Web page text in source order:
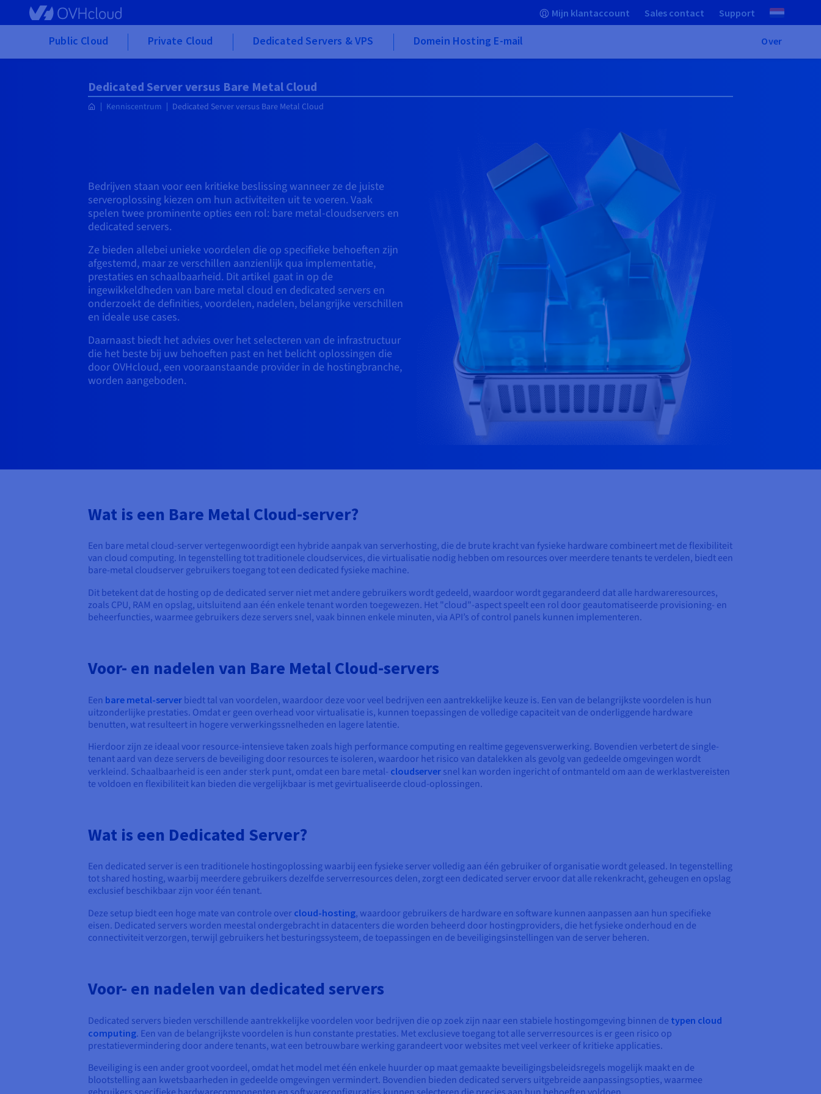
Skip to main content Mijn klantaccount Sales contact Support
Public Cloud Private Cloud Dedicated Servers & VPS Domein Hosting E-mail Over
Dedicated Server versus Bare Metal Cloud
Kenniscentrum Dedicated Server versus Bare Metal Cloud
Bedrijven staan voor een kritieke beslissing wanneer ze de juiste
serveroplossing kiezen om hun activiteiten uit te voeren. Vaak
spelen twee prominente opties een rol: bare metal-cloudservers en
dedicated servers.
Ze bieden allebei unieke voordelen die op specifieke behoeften zijn
afgestemd, maar ze verschillen aanzienlijk qua implementatie,
prestaties en schaalbaarheid. Dit artikel gaat in op de
ingewikkeldheden van bare metal cloud en dedicated servers en
onderzoekt de definities, voordelen, nadelen, belangrijke verschillen
en ideale use cases.
Daarnaast biedt het advies over het selecteren van de infrastructuur
die het beste bij uw behoeften past en het belicht oplossingen die
door OVHcloud, een vooraanstaande provider in de hostingbranche,
worden aangeboden.
Wat is een Bare Metal Cloud-server?
Een bare metal cloud-server vertegenwoordigt een hybride aanpak van serverhosting, die de brute kracht van fysieke hardware combineert met de flexibiliteit
van cloud computing. In tegenstelling tot traditionele cloudservices, die virtualisatie nodig hebben om resources over meerdere tenants te verdelen, biedt een
bare-metal cloudserver gebruikers toegang tot een dedicated fysieke machine.
Dit betekent dat de hostingop de dedicated server niet met andere gebruikers wordt gedeeld, waardoor wordt gegarandeerd dat alle hardwareresources,
zoals CPU, RAM en opslag, uitsluitend aan één enkele tenant worden toegewezen. Het "cloud"-aspect speelt een rol door geautomatiseerde provisioning- en
beheerfuncties, waarmee gebruikers deze servers snel, vaak binnen enkele minuten, via API’s of control panels kunnen implementeren.
Voor- en nadelen van Bare Metal Cloud-servers
Een bare metal-server biedt tal van voordelen, waardoor deze voor veel bedrijven een aantrekkelijke keuze is. Een van de belangrijkste voordelen is hun
uitzonderlijke prestaties. Omdat er geen overhead voor virtualisatie is, kunnen toepassingen de volledige capaciteit van de onderliggende hardware
benutten, wat resulteert in hogere verwerkingssnelheden en lagere latentie.
Hierdoor zijn ze ideaal voor resource-intensieve taken zoals high performance computing en realtime gegevensverwerking. Bovendien verbetert de single-
tenant aard van deze servers de beveiliging door resources te isoleren, waardoor het risico van datalekken als gevolg van gedeelde omgevingen wordt
verkleind. Schaalbaarheid is een ander sterk punt, omdat een bare metal- cloudserver snel kan worden ingericht of ontmanteld om aan de werklastvereisten
te voldoen en flexibiliteit kan bieden die vergelijkbaar is met gevirtualiseerde cloud-oplossingen.
Wat is een Dedicated Server?
Een dedicated server is een traditionele hostingoplossing waarbij een fysieke server volledig aan één gebruiker of organisatie wordt geleased. In tegenstelling
tot shared hosting, waarbij meerdere gebruikers dezelfde serverresources delen, zorgt een dedicated server ervoor dat alle rekenkracht, geheugen en opslag
exclusief beschikbaar zijn voor één tenant.
Deze setup biedt een hoge mate van controle over cloud-hosting, waardoor gebruikers de hardware en software kunnen aanpassen aan hun specifieke
eisen. Dedicated servers worden meestal ondergebracht in datacenters die worden beheerd door hostingproviders, die het fysieke onderhoud en de
connectiviteit verzorgen, terwijl gebruikers het besturingssysteem, de toepassingen en de beveiligingsinstellingen van de server beheren.
Voor- en nadelen van dedicated servers
Dedicated servers bieden verschillende aantrekkelijke voordelen voor bedrijven die op zoek zijn naar een stabiele hostingomgeving binnen de typen cloud
computing. Een van de belangrijkste voordelen is hun constante prestaties. Met exclusieve toegang tot alle serverresources is er geen risico op
prestatievermindering door andere tenants, wat een betrouwbare werking garandeert voor websites met veel verkeer of kritieke applicaties.
Beveiliging is een ander groot voordeel, omdat het model met één enkele huurder op maat gemaakte beveiligingsbeleidsregels mogelijk maakt en de
blootstelling aan kwetsbaarheden in gedeelde omgevingen vermindert. Bovendien bieden dedicated servers uitgebreide aanpassingsopties, waarmee